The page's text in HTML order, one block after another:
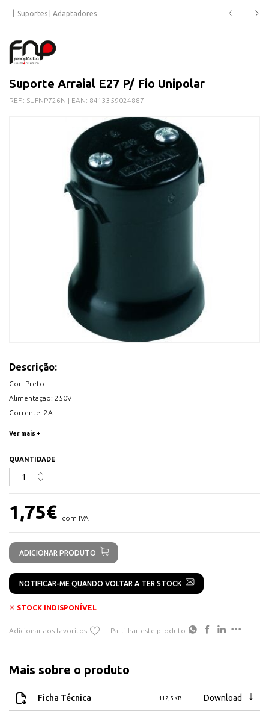
Suportes | Adaptadores
Suporte Arraial E27 P/ Fio Unipolar
REF.: SUFNP726N | EAN: 8413359024887
Descrição:
Cor: Preto
Alimentação: 250V
Corrente: 2A
Medidas: 52xØ40 mm
Ver mais +
QUANTIDADE
1,75€ com IVA
ADICIONAR PRODUTO
NOTIFICAR-ME QUANDO VOLTAR A TER STOCK
STOCK INDISPONÍVEL
Adicionar aos favoritos Partilhar este produto
Mais sobre o produto
Ficha Técnica 112,5 KB Download